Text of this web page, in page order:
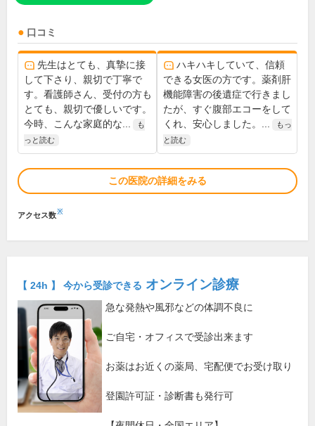
口コミ
先生はとても、真摯に接
して下さり、親切で丁寧で
す。看護師さん、受付の方も
とても、親切で優しいです。
今時、こんな家庭的な...
も
っと読む
ハキハキしていて、信頼
できる女医の方です。薬剤肝
機能障害の後遺症で行きまし
たが、すぐ腹部エコーをして
くれ、安心しました。...
もっ
と読む
この医院の詳細をみる
アクセス数※
【 24h 】 今から受診できる オンライン診療
急な発熱や風邪などの体調不良に
ご自宅・オフィスで受診出来ます
お薬はお近くの薬局、宅配便でお受け取り
登園許可証・診断書も発行可